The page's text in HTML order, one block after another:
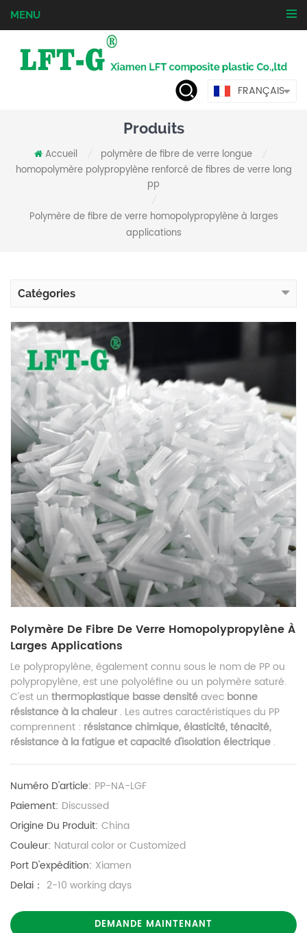
MENU
FRANÇAIS
Produits
Accueil polymère de fibre de verre longue
homopolymère polypropylène renforcé de fibres de verre long
pp
Polymère de fibre de verre homopolypropylène à larges
applications
Catégories
Polymère De Fibre De Verre Homopolypropylène À
Larges Applications
Le polypropylène, également connu sous le nom de PP ou
polypropylène, est une polyoléfine ou un polymère saturé.
C'est un thermoplastique basse densitéavec bonne
résistance à la chaleur . Les autres caractéristiques du PP
comprennent : résistance chimique, élasticité, ténacité,
résistance à la fatigue et capacité d'isolation électrique .
Numéro D'article: PP-NA-LGF
Paiement: Discussed
Origine Du Produit: China
Couleur: Natural color or Customized
Port D'expédition: Xiamen
Delai： 2-10 working days
DEMANDE MAINTENANT